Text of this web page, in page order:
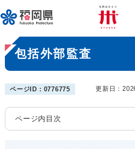
ー
ジ
先
頭
で
メニューを飛ばして
本
文
包括外部監査
ページID：0776775 更新日：
ページ内目次